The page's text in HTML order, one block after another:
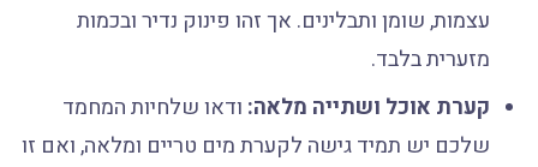
עצמות, שומן ותבלינים. אך זהו פינוק נדיר ובכמות
מזערית בלבד.
קערת אוכל ושתייה מלאה:ודאו שלחיות המחמד
שלכם יש תמיד גישה לקערת מים טריים ומלאה, ואם זו